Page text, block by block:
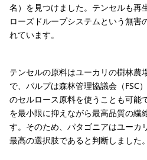
名）を見つけました。テンセルも再
ローズドループシステムという無害
れています。
テンセルの原料はユーカリの樹林農
で、パルプは森林管理協議会（FSC
のセルロース原料を使うことも可能
を最小限に抑えながら最高品質の繊
す。そのため、パタゴニアはユーカ
最高の選択肢であると判断しました。